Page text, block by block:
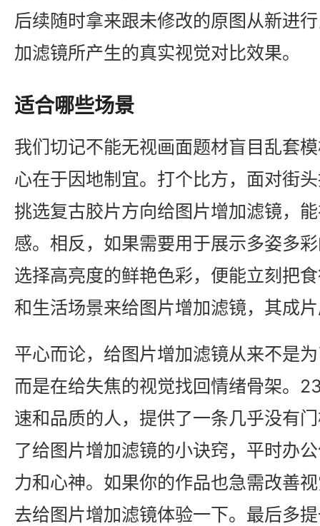
后续随时拿来跟未修改的原图从新进
加滤镜所产生的真实视觉对比效果。
适合哪些场景
我们切记不能无视画面题材盲目乱套
心在于因地制宜。打个比方，面对街
挑选复古胶片方向给图片增加滤镜，
感。相反，如果需要用于展示多姿多
选择高亮度的鲜艳色彩，便能立刻把
和生活场景来给图片增加滤镜，其成
平心而论，给图片增加滤镜从来不是
而是在给失焦的视觉找回情绪骨架。
速和品质的人，提供了一条几乎没有
了给图片增加滤镜的小诀窍，平时办
力和心神。如果你的作品也急需改善
去给图片增加滤镜体验一下。最后多